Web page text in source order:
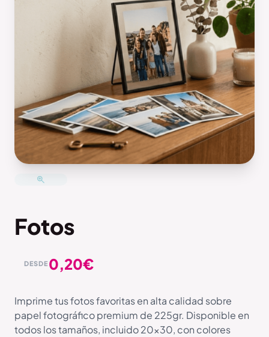
Fotos
DESDE 0,20€
Imprime tus fotos favoritas en alta calidad sobre
papel fotográfico premium de 225gr. Disponible en
todos los tamaños, incluido 20×30, con colores